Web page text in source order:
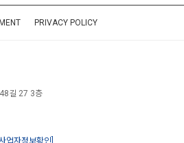
PRIVACY POLICY
길 27 3층
업자정보확인]